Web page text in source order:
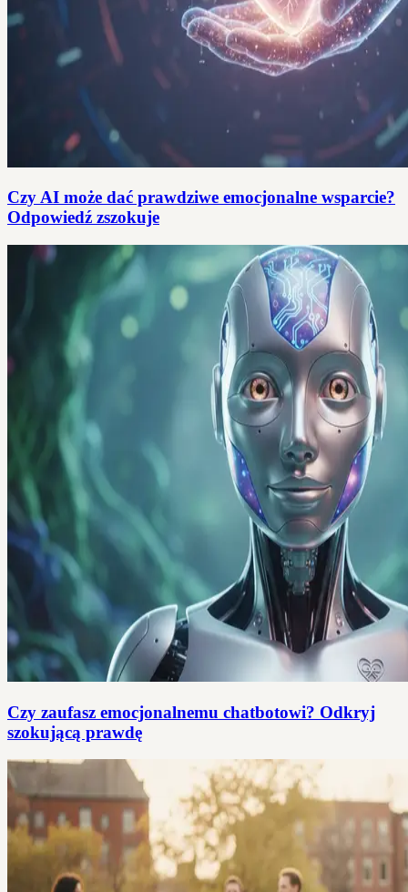
Czy AI może dać prawdziwe emocjonalne wsparcie?
Odpowiedź zszokuje
Czy zaufasz emocjonalnemu chatbotowi? Odkryj
szokującą prawdę